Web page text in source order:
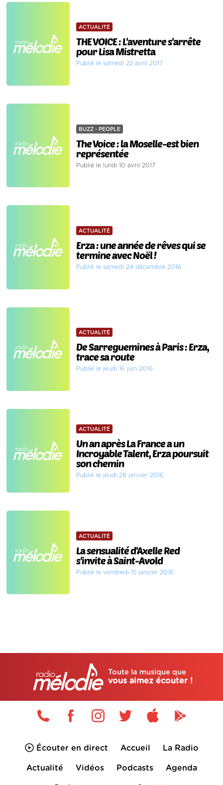
ACTUALITÉ
THE VOICE : L'aventure s'arrête
pour Lisa Mistretta
Publié le samedi 22 avril 2017
BUZZ - PEOPLE
The Voice : la Moselle-est bien
représentée
Publié le lundi 10 avril 2017
ACTUALITÉ
Erza : une année de rêves qui se
termine avec Noël !
Publié le samedi 24 décembre 2016
ACTUALITÉ
De Sarreguemines à Paris : Erza,
trace sa route
Publié le jeudi 16 juin 2016
ACTUALITÉ
Un an après La France a un
Incroyable Talent, Erza poursuit
son chemin
Publié le jeudi 28 janvier 2016
ACTUALITÉ
La sensualité d'Axelle Red
s'invite à Saint-Avold
Publié le vendredi 15 janvier 2016
Toute la musique que
vous aimez écouter !
Écouter en direct Accueil La Radio
Actualité Vidéos Podcasts Agenda